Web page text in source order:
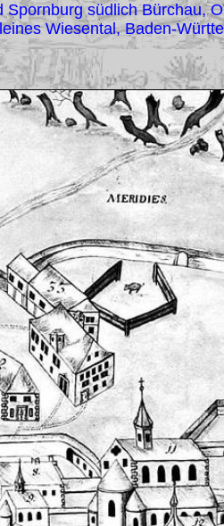
Spornburg südlich Bürchau,
Wiesental, Baden-